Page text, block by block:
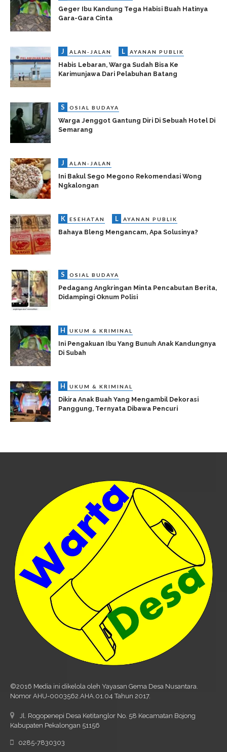
Geger Ibu Kandung Tega Habisi Buah Hatinya
Gara-Gara Cinta
J ALAN-JALAN L AYANAN PUBLIK
Habis Lebaran, Warga Sudah Bisa Ke
Karimunjawa Dari Pelabuhan Batang
S OSIAL BUDAYA
Warga Jenggot Gantung Diri Di Sebuah Hotel Di
Semarang
J ALAN-JALAN
Ini Bakul Sego Megono Rekomendasi Wong
Ngkalongan
K ESEHATAN L AYANAN PUBLIK
Bahaya Bleng Mengancam, Apa Solusinya?
S OSIAL BUDAYA
Pedagang Angkringan Minta Pencabutan Berita,
Didampingi Oknum Polisi
H UKUM & KRIMINAL
Ini Pengakuan Ibu Yang Bunuh Anak Kandungnya
Di Subah
H UKUM & KRIMINAL
Dikira Anak Buah Yang Mengambil Dekorasi
Panggung, Ternyata Dibawa Pencuri
©2016 Media ini dikelola oleh Yayasan Gema Desa Nusantara.
Nomor AHU-0003562.AHA.01.04 Tahun 2017.
Jl. Rogopenepi Desa Ketitanglor No. 58 Kecamatan Bojong
Kabupaten Pekalongan 51156
0285-7830303